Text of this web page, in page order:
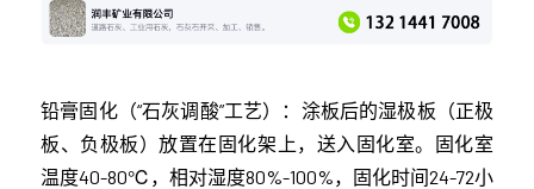
铅膏固化（“石灰调酸”工艺）：涂板后的湿极板（正极
板、负极板）放置在固化架上，送入固化室。固化室
温度40-80℃，相对湿度80%-100%，固化时间24-72小